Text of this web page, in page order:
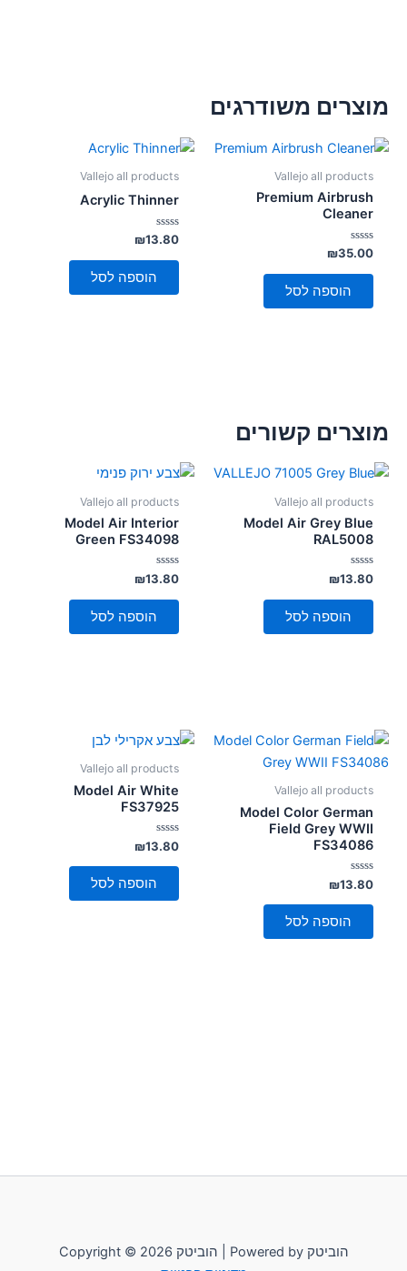
מוצרים משודרגים
Vallejo all products
Premium Airbrush
Cleaner
דורג
0
מתוך
₪35.00
הוספה לסל
Vallejo all products
Acrylic Thinner
דורג
0
מתוך
₪13.80
הוספה לסל
מוצרים קשורים
Vallejo all products
Model Air Grey Blue
RAL5008
דורג
0
מתוך
₪13.80
הוספה לסל
Vallejo all products
Model Air Interior
Green FS34098
דורג
0
מתוך
₪13.80
הוספה לסל
Vallejo all products
Model Color German
Field Grey WWII
FS34086
דורג
0
מתוך
₪13.80
הוספה לסל
Vallejo all products
Model Air White
FS37925
דורג
0
מתוך
₪13.80
הוספה לסל
Copyright © 2026 הוביטק | Powered by הוביטק